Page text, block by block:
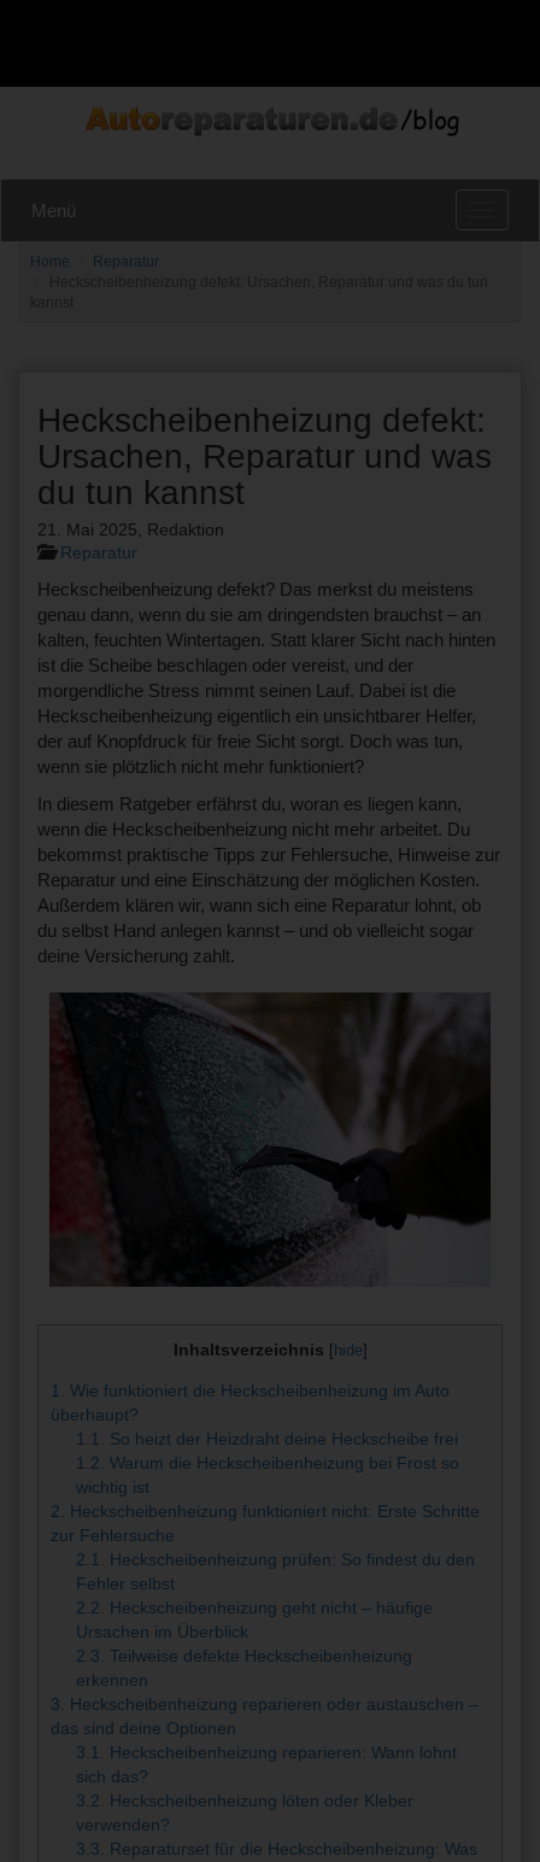
Menü
Home
Reparatur
Heckscheibenheizung defekt:
Ursachen, Reparatur und was
du tun kannst
21. Mai 2025, Redaktion
Reparatur
Heckscheibenheizung defekt? Das merkst du meistens
genau dann, wenn du sie am dringendsten brauchst – an
kalten, feuchten Wintertagen. Statt klarer Sicht nach hinten
ist die Scheibe beschlagen oder vereist, und der
morgendliche Stress nimmt seinen Lauf. Dabei ist die
Heckscheibenheizung eigentlich ein unsichtbarer Helfer,
der auf Knopfdruck für freie Sicht sorgt. Doch was tun,
wenn sie plötzlich nicht mehr funktioniert?
In diesem Ratgeber erfährst du, woran es liegen kann,
wenn die Heckscheibenheizung nicht mehr arbeitet. Du
bekommst praktische Tipps zur Fehlersuche, Hinweise zur
Reparatur und eine Einschätzung der möglichen Kosten.
Außerdem klären wir, wann sich eine Reparatur lohnt, ob
du selbst Hand anlegen kannst – und ob vielleicht sogar
deine Versicherung zahlt.
Inhaltsverzeichnis [ hide]
1. Wie funktioniert die Heckscheibenheizung im Auto
überhaupt?
1.1. So heizt der Heizdraht deine Heckscheibe frei
1.2. Warum die Heckscheibenheizung bei Frost so
wichtig ist
2. Heckscheibenheizung funktioniert nicht: Erste Schritte
zur Fehlersuche
2.1. Heckscheibenheizung prüfen: So findest du den
Fehler selbst
2.2. Heckscheibenheizung geht nicht – häufige
Ursachen im Überblick
2.3. Teilweise defekte Heckscheibenheizung
erkennen
3. Heckscheibenheizung reparieren oder austauschen –
das sind deine Optionen
3.1. Heckscheibenheizung reparieren: Wann lohnt
sich das?
3.2. Heckscheibenheizung löten oder Kleber
verwenden?
3.3. Reparaturset für die Heckscheibenheizung: Was